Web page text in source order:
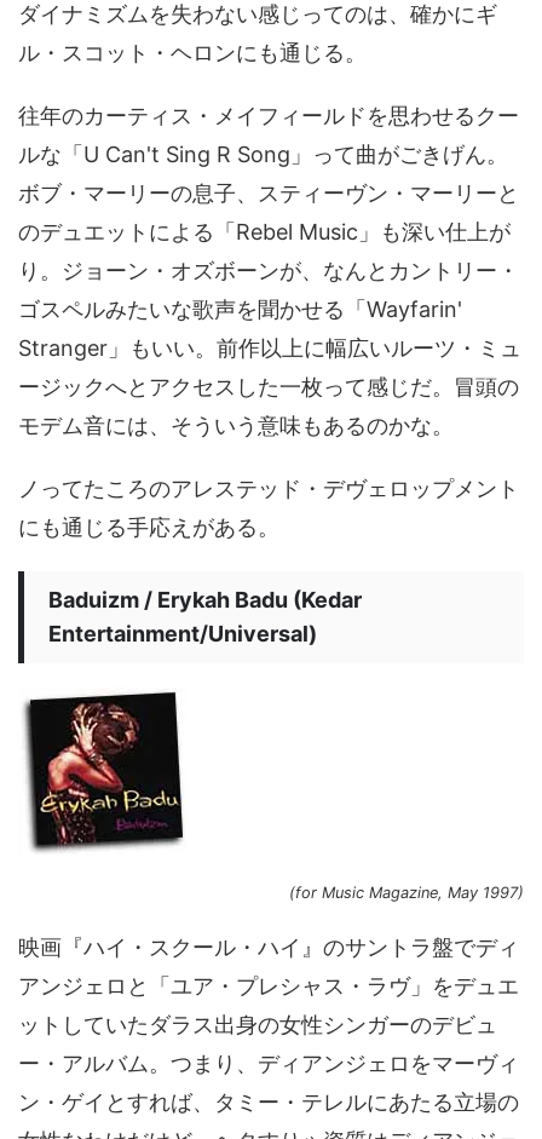
ダイナミズムを失わない感じってのは、確かにギ
ル・スコット・ヘロンにも通じる。
往年のカーティス・メイフィールドを思わせるクー
ルな「U Can't Sing R Song」って曲がごきげん。
ボブ・マーリーの息子、スティーヴン・マーリーと
のデュエットによる「Rebel Music」も深い仕上が
り。ジョーン・オズボーンが、なんとカントリー・
ゴスペルみたいな歌声を聞かせる「Wayfarin'
Stranger」もいい。前作以上に幅広いルーツ・ミュ
ージックへとアクセスした一枚って感じだ。冒頭の
モデム音には、そういう意味もあるのかな。
ノってたころのアレステッド・デヴェロップメント
にも通じる手応えがある。
Baduizm / Erykah Badu (Kedar
Entertainment/Universal)
(for Music Magazine, May 1997)
映画『ハイ・スクール・ハイ』のサントラ盤でディ
アンジェロと「ユア・プレシャス・ラヴ」をデュエ
ットしていたダラス出身の女性シンガーのデビュ
ー・アルバム。つまり、ディアンジェロをマーヴィ
ン・ゲイとすれば、タミー・テレルにあたる立場の